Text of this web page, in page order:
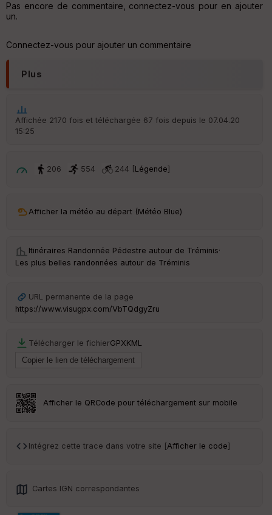
Pas encore de commentaire, connectez-vous pour en ajouter
un.
Connectez-vous pour ajouter un commentaire
Plus
Affichée 2170 fois et téléchargée 67 fois depuis le 07.04.20
15:25
206 554 244 [ Légende]
Afficher la météo au départ (Météo Blue)
Itinéraires Randonnée Pédestre autour de Tréminis·
Les plus belles randonnées autour de Tréminis
URL permanente de la page
https://www.visugpx.com/VbTQdgyZru
Télécharger le fichierGPXKML
Afficher le QRCode pour téléchargement sur mobile
Intégrez cette trace dans votre site [Afficher le code]
Cartes IGN correspondantes